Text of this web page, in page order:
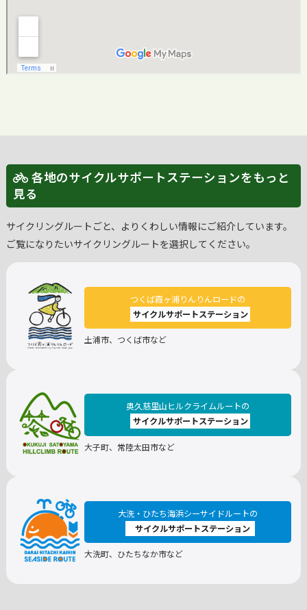
各地のサイクルサポートステーションをもっと
見る
サイクリングルートごと、よりくわしい情報にご紹介しています。
ご覧になりたいサイクリングルートを選択してください。
つくば霞ヶ浦りんりんロードの
サイクルサポートステーション
土浦市、つくば市など
奥久慈里山ヒルクライムルートの
サイクルサポートステーション
大子町、常陸太田市など
大洗・ひたち海浜シーサイドルートの
サイクルサポートステーション
大洗町、ひたちなか市など